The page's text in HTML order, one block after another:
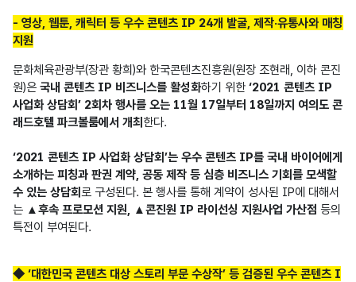
- 영상, 웹툰, 캐릭터 등 우수 콘텐츠 IP 24개 발굴, 제작·유통사와 매칭
지원
문화체육관광부(장관 황희)와 한국콘텐츠진흥원(원장 조현래, 이하 콘진
원)은 국내 콘텐츠 IP 비즈니스를 활성화하기 위한 ‘2021 콘텐츠 IP
사업화 상담회’ 2회차 행사를 오는 11월 17일부터 18일까지 여의도 콘
래드호텔 파크볼룸에서 개최한다.
‘2021 콘텐츠 IP 사업화 상담회’는 우수 콘텐츠 IP를 국내 바이어에게
소개하는 피칭과 판권 계약, 공동 제작 등 심층 비즈니스 기회를 모색할
수 있는 상담회로 구성된다. 본 행사를 통해 계약이 성사된 IP에 대해서
는 ▲후속 프로모션 지원, ▲콘진원 IP 라이선싱 지원사업 가산점 등의
특전이 부여된다.
◆ ‘대한민국 콘텐츠 대상 스토리 부문 수상작’ 등 검증된 우수 콘텐츠 I